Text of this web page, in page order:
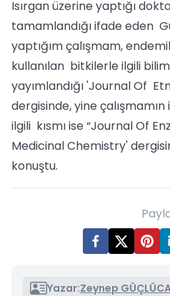
Isırgan üzerine yaptığı
tamamlandığı ifade eden
yaptığım çalışmam,
kullanılan bitkilerle ilgili
yayımlandığı 'Journal Of
dergisinde, yine
ilgili kısmı ise “Journal Of
Medicinal Chemistry'
konuştu.
Yazar:Zeynep